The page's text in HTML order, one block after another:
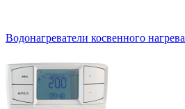
Водонагреватели косвенного нагрева